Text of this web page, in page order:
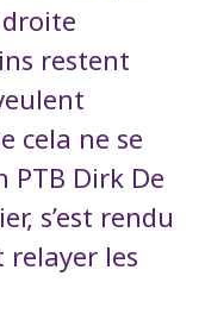
restent
cela ne se
PTB Dirk De
s’est rendu
relayer les